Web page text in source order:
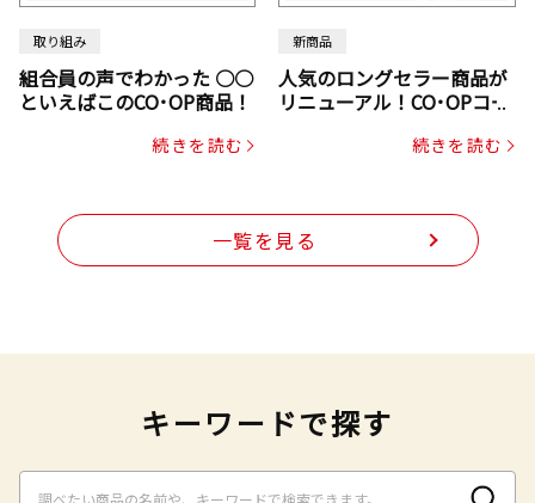
取り組み
組合員の声でわかった ○○
といえばこのCO･OP商品！
続きを読む
新商品
人気のロングセラー商品が
リニューアル！CO･OPコー
続きを読む
一覧を見る
キーワードで探す